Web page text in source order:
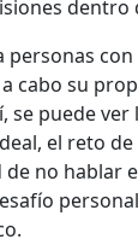
dentro
personas
cabo su
se puede
el reto
no hablar